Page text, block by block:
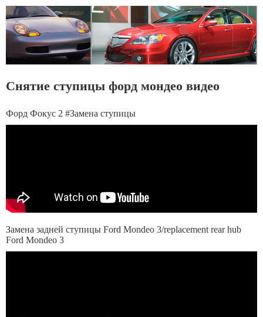
Снятие ступицы форд мондео видео
Форд Фокус 2 #Замена ступицы
Замена задней ступицы Ford Mondeo 3/replacement rear hub
Ford Mondeo 3